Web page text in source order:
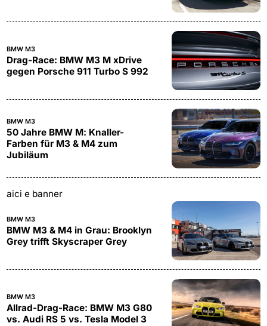
BMW M3
Drag-Race: BMW M3 M xDrive
gegen Porsche 911 Turbo S 992
BMW M3
50 Jahre BMW M: Knaller-
Farben für M3 & M4 zum
Jubiläum
aici e banner
BMW M3
BMW M3 & M4 in Grau: Brooklyn
Grey trifft Skyscraper Grey
BMW M3
Allrad-Drag-Race: BMW M3 G80
vs. Audi RS 5 vs. Tesla Model 3